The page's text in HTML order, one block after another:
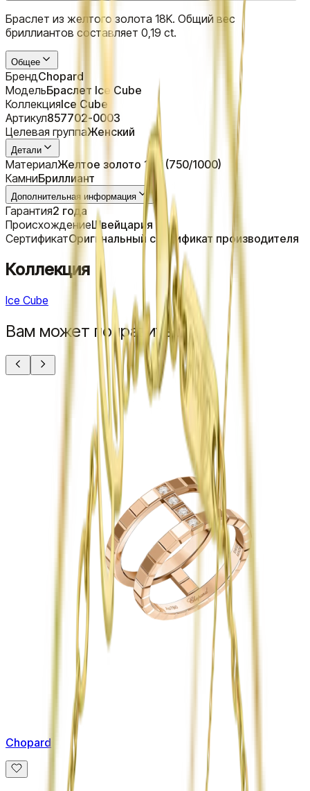
Браслет из желтого золота 18K. Общий вес
бриллиантов составляет 0,19 ct.
Общее
БрендChopard
МодельБраслет Ice Cube
КоллекцияIce Cube
Артикул857702-0003
Целевая группаЖенский
Детали
МатериалЖелтое золото 18K (750/1000)
КамниБриллиант
Дополнительная информация
Гарантия2 года
ПроисхождениеШвейцария
СертификатОригинальный сертификат производителя
Коллекция
Ice Cube
Вам может понравиться
Chopard